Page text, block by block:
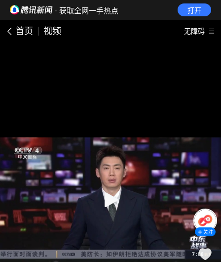
· 获取全网一手热点 打开
首页 视频 无障碍
关注